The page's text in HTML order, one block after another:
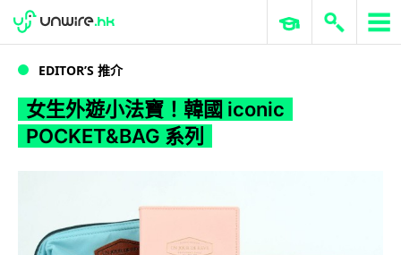
WWDC 2026 ERP 與商業 AI
EDITOR’S 推介
女生外遊小法寶！韓國 iconic
POCKET&BAG 系列